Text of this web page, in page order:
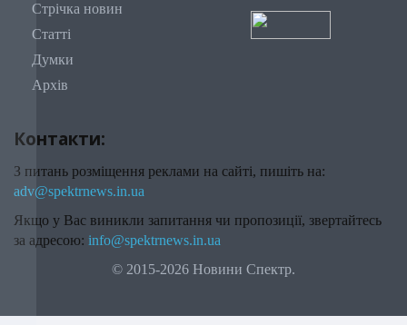
Стрічка новин
Статті
Думки
Архів
Контакти:
З питань розміщення реклами на сайті, пишіть на:
adv@spektrnews.in.ua
Якщо у Вас виникли запитання чи пропозиції, звертайтесь
за адресою: info@spektrnews.in.ua
© 2015-2026 Новини Спектр.